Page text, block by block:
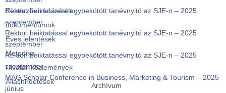
Kötelezően közzétett
dokumentumok
Éves jelentések
Metodika
Hivatali közlemények
Álláshirdetések
Archívum
Rektori beiktatással egybekötött tanévnyitó az SJE-n – 2025
szeptember
Rektori beiktatással egybekötött tanévnyitó az SJE-n – 2025
szeptember
Rektori beiktatással egybekötött tanévnyitó az SJE-n – 2025
szeptember
MAG Scholar Conference in Business, Marketing & Tourism – 2025
június